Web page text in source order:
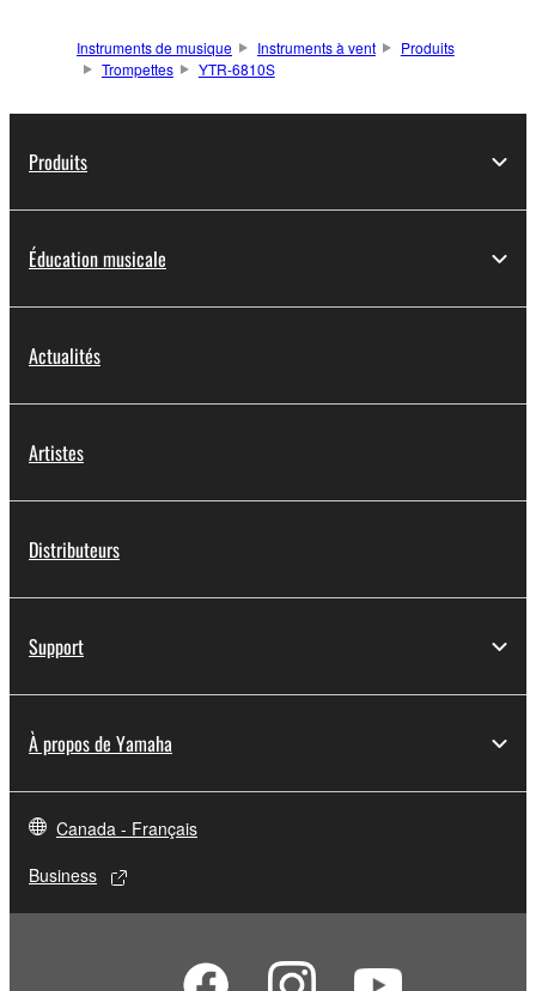
Instruments de musique Instruments à vent
Produits
Trompettes
YTR-6810S
Produits
Éducation musicale
Actualités
Artistes
Distributeurs
Support
À propos de Yamaha
Canada - Français
Business